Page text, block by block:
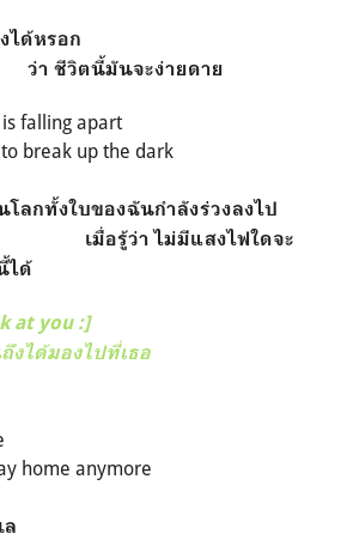
มีไรรับรองได้หรอก
ว่า ชีวิตนี้มันจะง่ายดาย
falling apart
break up the dark
โลกทั้งใบของฉันกำลังร่วงลงไป
ม่มีแสงไฟใดจะ
ได้
at you :]
งได้มองไปที่เธอ
home anymore
ล